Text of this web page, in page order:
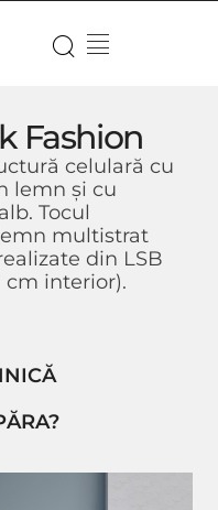
Fashion
celulară cu
lemn și cu
Tocul
multistrat
din LSB
cm interior).